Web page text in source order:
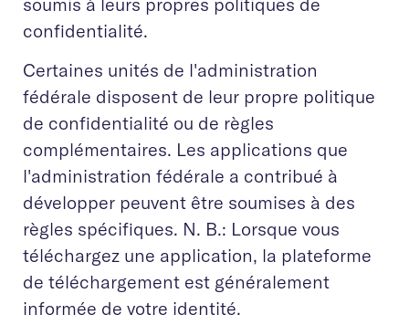
confidentialité.
Certaines unités de l'administration
fédérale disposent de leur propre politique
de confidentialité ou de règles
complémentaires. Les applications que
l'administration fédérale a contribué à
développer peuvent être soumises à des
règles spécifiques. N. B.: Lorsque vous
téléchargez une application, la plateforme
de téléchargement est généralement
informée de votre identité.